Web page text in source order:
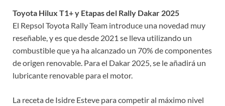
Toyota Hilux T1+ y Etapas del Rally Dakar 2025
El Repsol Toyota Rally Team introduce una novedad muy
reseñable, y es que desde 2021 se lleva utilizando un
combustible que ya ha alcanzado un 70% de componentes
de origen renovable. Para el Dakar 2025, se le añadirá un
lubricante renovable para el motor.
La receta de Isidre Esteve para competir al máximo nivel